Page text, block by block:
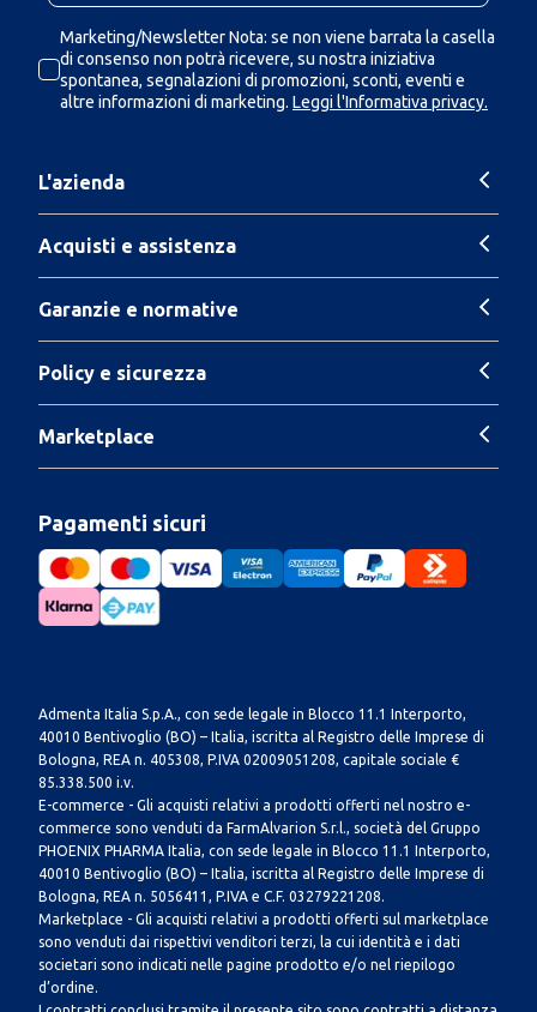
Marketing/Newsletter Nota: se non viene barrata la casella
di consenso non potrà ricevere, su nostra iniziativa
spontanea, segnalazioni di promozioni, sconti, eventi e
altre informazioni di marketing. Leggi l'Informativa privacy.
L'azienda
Acquisti e assistenza
Garanzie e normative
Policy e sicurezza
Marketplace
Pagamenti sicuri
Admenta Italia S.p.A., con sede legale in Blocco 11.1 Interporto,
40010 Bentivoglio (BO) – Italia, iscritta al Registro delle Imprese di
Bologna, REA n. 405308, P.IVA 02009051208, capitale sociale €
85.338.500 i.v.
E-commerce - Gli acquisti relativi a prodotti offerti nel nostro e-
commerce sono venduti da FarmAlvarion S.r.l., società del Gruppo
PHOENIX PHARMA Italia, con sede legale in Blocco 11.1 Interporto,
40010 Bentivoglio (BO) – Italia, iscritta al Registro delle Imprese di
Bologna, REA n. 5056411, P.IVA e C.F. 03279221208.
Marketplace - Gli acquisti relativi a prodotti offerti sul marketplace
sono venduti dai rispettivi venditori terzi, la cui identità e i dati
societari sono indicati nelle pagine prodotto e/o nel riepilogo
d’ordine.